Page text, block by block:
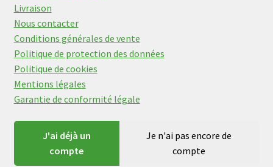
Livraison
Nous contacter
Conditions générales de vente
Politique de protection des données
Politique de cookies
Mentions légales
Garantie de conformité légale
J'ai déjà un
compte
Je n'ai pas encore de
compte